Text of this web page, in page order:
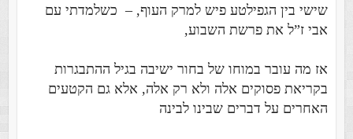
שישי בין הגפילטע פיש למרק העוף, – כשלמדתי עם
אבי ז”ל את פרשת השבוע,
אז מה עובר במוחו של בחור ישיבה בגיל ההתבגרות
בקריאת פסוקים אלה ולא רק אלה, אלא גם הקטעים
האחרים על דברים שבינו לבינה